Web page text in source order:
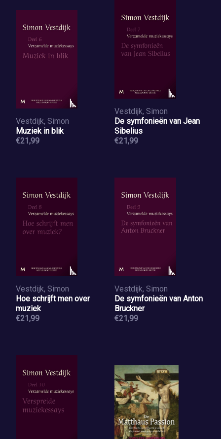
Vestdijk, Simon
Muziek in blik
€21,99
Vestdijk, Simon
De symfonieën van Jean
Sibelius
€21,99
Vestdijk, Simon
Hoe schrijft men over
muziek
€21,99
Vestdijk, Simon
De symfonieën van Anton
Bruckner
€21,99